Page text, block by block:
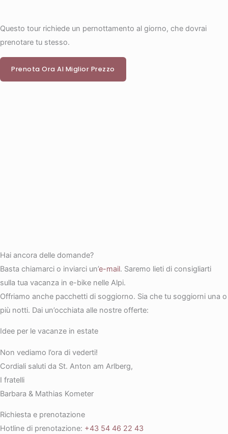
Questo tour richiede un pernottamento al giorno, che dovrai
prenotare tu stesso.
Prenota Ora Al Miglior Prezzo
Hai ancora delle domande?
Basta chiamarci o inviarci un’e-mail. Saremo lieti di consigliarti
sulla tua vacanza in e-bike nelle Alpi.
Offriamo anche pacchetti di soggiorno. Sia che tu soggiorni una o
più notti. Dai un’occhiata alle nostre offerte:
Idee per le vacanze in estate
Non vediamo l’ora di vederti!
Cordiali saluti da St. Anton am Arlberg,
I fratelli
Barbara & Mathias Kometer
Richiesta e prenotazione
Hotline di prenotazione: +43 54 46 22 43